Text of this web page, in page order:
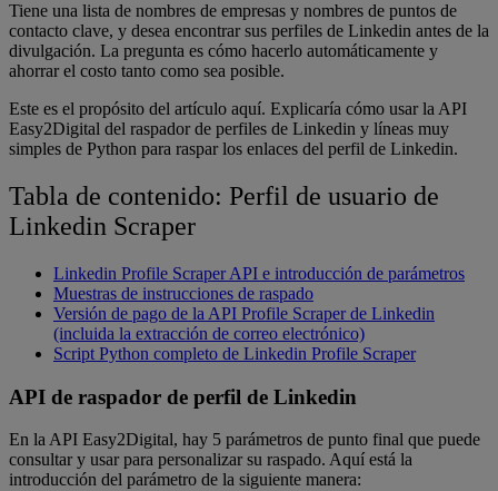
Tiene una lista de nombres de empresas y nombres de puntos de
contacto clave, y desea encontrar sus perfiles de Linkedin antes de la
divulgación. La pregunta es cómo hacerlo automáticamente y
ahorrar el costo tanto como sea posible.
Este es el propósito del artículo aquí. Explicaría cómo usar la API
Easy2Digital del raspador de perfiles de Linkedin y líneas muy
simples de Python para raspar los enlaces del perfil de Linkedin.
Tabla de contenido: Perfil de usuario de
Linkedin Scraper
Linkedin Profile Scraper API e introducción de parámetros
Muestras de instrucciones de raspado
Versión de pago de la API Profile Scraper de Linkedin
(incluida la extracción de correo electrónico)
Script Python completo de Linkedin Profile Scraper
API de raspador de perfil de Linkedin
En la API Easy2Digital, hay 5 parámetros de punto final que puede
consultar y usar para personalizar su raspado. Aquí está la
introducción del parámetro de la siguiente manera: